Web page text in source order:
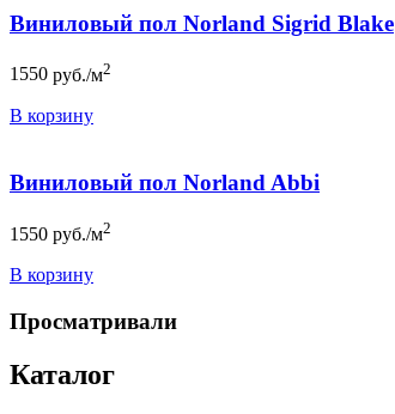
Виниловый пол Norland Sigrid Blake
1550 руб./м2
В корзину
Виниловый пол Norland Abbi
1550 руб./м2
В корзину
Просматривали
Каталог